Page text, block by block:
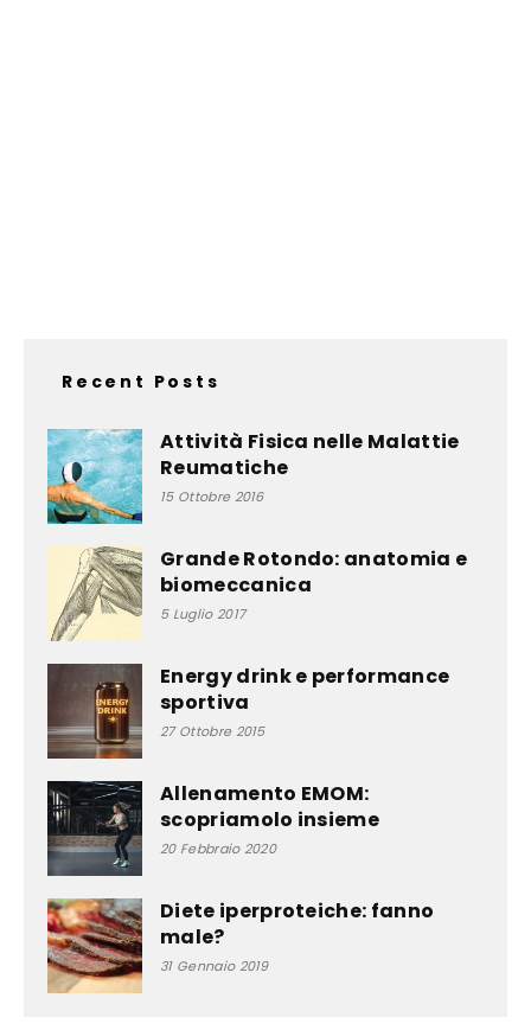
Recent Posts
Attività Fisica nelle Malattie
Reumatiche
15 Ottobre 2016
Grande Rotondo: anatomia e
biomeccanica
5 Luglio 2017
Energy drink e performance
sportiva
27 Ottobre 2015
Allenamento EMOM:
scopriamolo insieme
20 Febbraio 2020
Diete iperproteiche: fanno
male?
31 Gennaio 2019